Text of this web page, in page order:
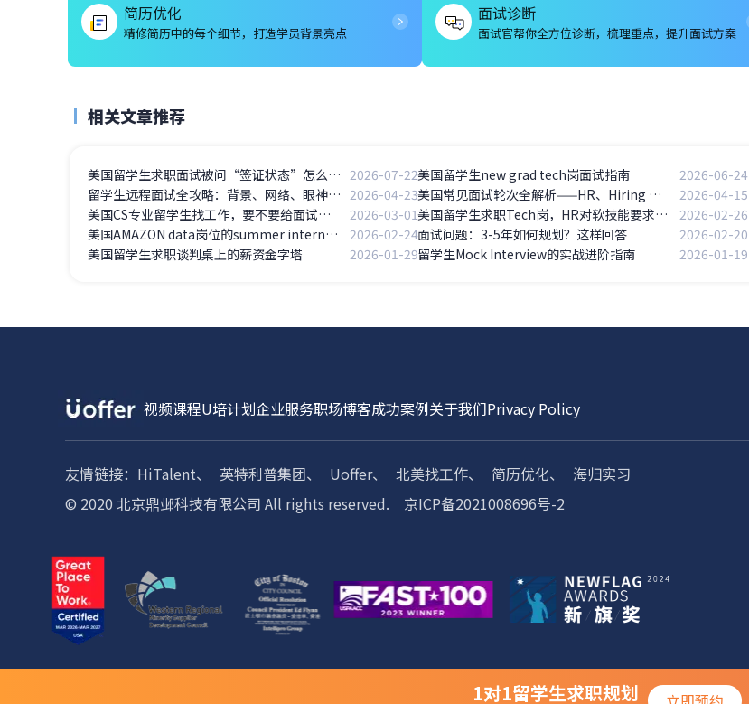
简历优化
精修简历中的每个细节，打造学员背景亮点
面试诊断
面试官帮你全方位诊断，梳理重点，提升面试方案
相关文章推荐
美国留学生求职面试被问“签证状态”怎么办？F-1学生的5个高频问题应答 2026-07-22美国留学生new grad tech岗面试指南
2026-06-24
留学生远程面试全攻略：背景、网络、眼神交流，这些细节决定成败 2026-04-23 美国常见面试轮次全解析——HR、Hiring Manager、Panel、Technical分别考察什么？
2026-04-15
美国CS专业留学生找工作，要不要给面试官看你的GitHub
2026-03-01 美国留学生求职Tech岗，HR对软技能要求高不高？
2026-02-26
美国AMAZON data岗位的summer intern面经
2026-02-24面试问题：3-5年如何规划？这样回答
2026-02-20
美国留学生求职谈判桌上的薪资金字塔
2026-01-29留学生Mock Interview的实战进阶指南 2026-01-19
视频课程U培计划企业服务职场博客成功案例关于我们Privacy Policy
友情链接： HiTalent、 英特利普集团、 Uoffer、 北美找工作、 简历优化、
海归实习
© 2020 北京鼎邺科技有限公司 All rights reserved.
京ICP备2021008696号-2
1对1留学生求职规划